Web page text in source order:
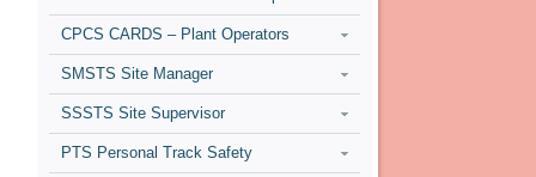
CPCS CARDS – Plant Operators
SMSTS Site Manager
SSSTS Site Supervisor
PTS Personal Track Safety